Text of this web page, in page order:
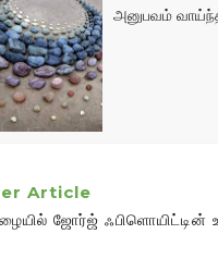
அனுபவம்
Article
ஜோர்ஜ் ஃபிளொயிட்டின்